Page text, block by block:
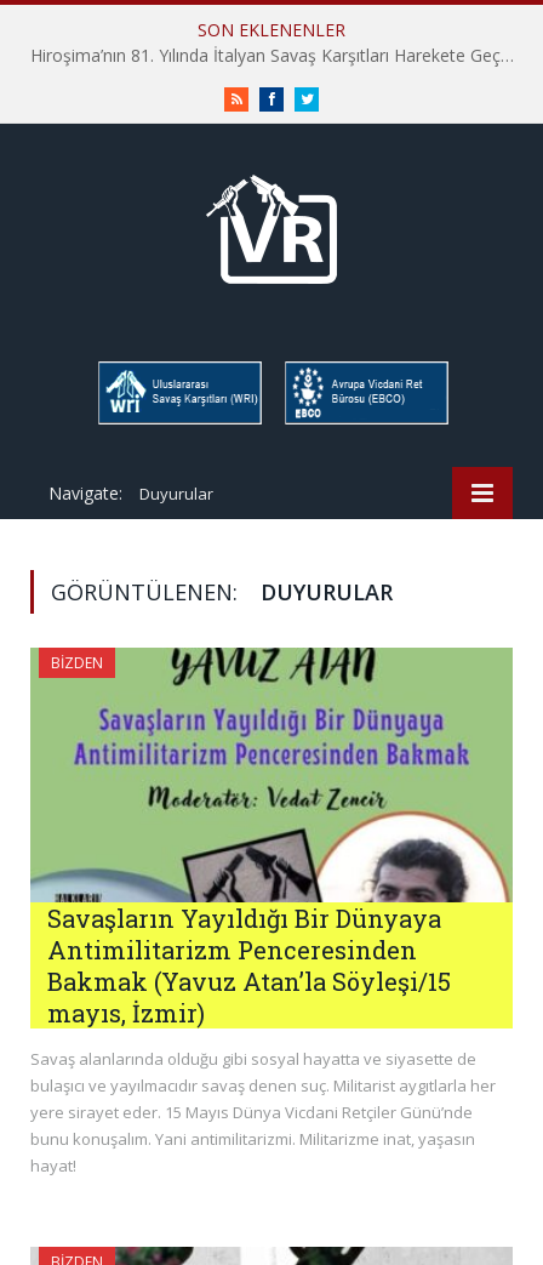
SON EKLENENLER
Hiroşima’nın 81. Yılında İtalyan Savaş Karşıtları Harekete Geçti: “Hatırlamak yeterli değil”
RSS FacebookTwitter
Navigate: Duyurular
GÖRÜNTÜLENEN: DUYURULAR
BIZDEN
Savaşların Yayıldığı Bir Dünyaya
Antimilitarizm Penceresinden
Bakmak (Yavuz Atan’la Söyleşi/15
mayıs, İzmir)
Savaş alanlarında olduğu gibi sosyal hayatta ve siyasette de
bulaşıcı ve yayılmacıdır savaş denen suç. Militarist aygıtlarla her
yere sirayet eder. 15 Mayıs Dünya Vicdani Retçiler Günü’nde
bunu konuşalım. Yani antimilitarizmi. Militarizme inat, yaşasın
hayat!